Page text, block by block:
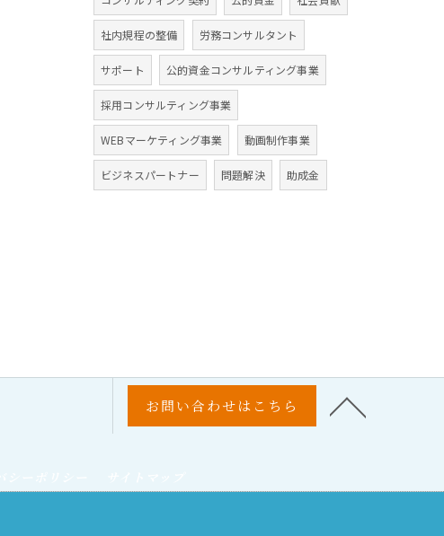
社内規程の整備 労務コンサルタント
サポート 公的資金コンサルティング事業
採用コンサルティング事業
WEBマーケティング事業 動画制作事業
ビジネスパートナー 問題解決 助成金
お問い合わせはこちら